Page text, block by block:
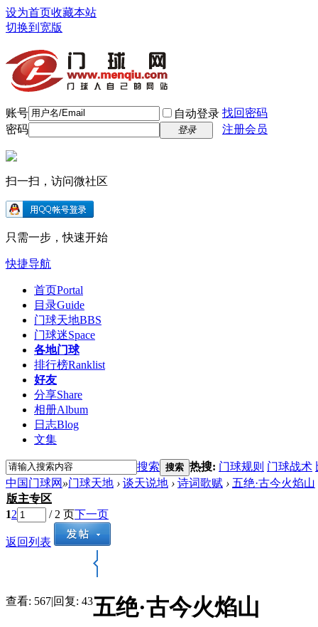
设为首页收藏本站
切换到宽版
账号 自动登录 找回密码
密码
登录 注册会员
扫一扫，访问微社区
只需一步，快速开始
快捷导航
首页Portal
目录Guide
门球天地BBS
门球迷Space
各地门球
排行榜Ranklist
好友
分享Share
相册Album
日志Blog
文集
搜索 搜索 热搜: 门球规则 门球战术
中国门球网 »门球天地 › 谈天说地 › 诗词歌赋 › 五绝·古今火焰山
版主专区
12 / 2 页下一页
返回列表
查看: 567|回复: 43五绝·古今火焰山